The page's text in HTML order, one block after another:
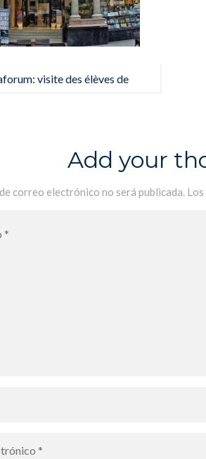
visite des élèves de
un taller de arte sobre el
dinamismo
Add your
correo electrónico no será publicada.